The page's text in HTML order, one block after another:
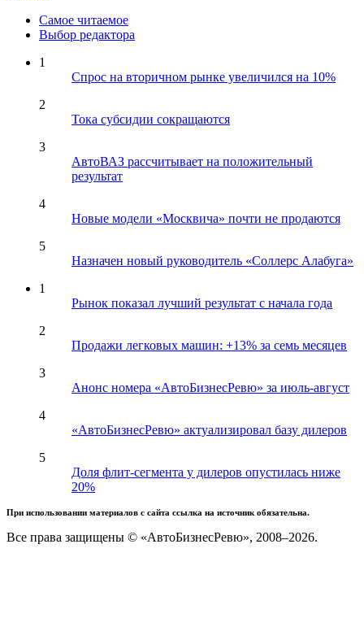
Самое читаемое
Выбор редактора
1
Спрос на вторичном рынке увеличился на 10%
2
Тока субсидии сокращаются
3
АвтоВАЗ рассчитывает на положительный
результат
4
Новые модели «Москвича» почти не продаются
5
Назначен новый руководитель «Соллерс Алабуга»
1
Рынок показал лучший результат с начала года
2
Продажи легковых машин: +13% за семь месяцев
3
Анонс номера «АвтоБизнесРевю» за июль-август
4
«АвтоБизнесРевю» актуализировал базу дилеров
5
Доля флит-сегмента у дилеров опустилась ниже
20%
При использовании материалов с сайта ссылка на источник обязательна.
Все права защищены © «АвтоБизнесРевю», 2008–2026.